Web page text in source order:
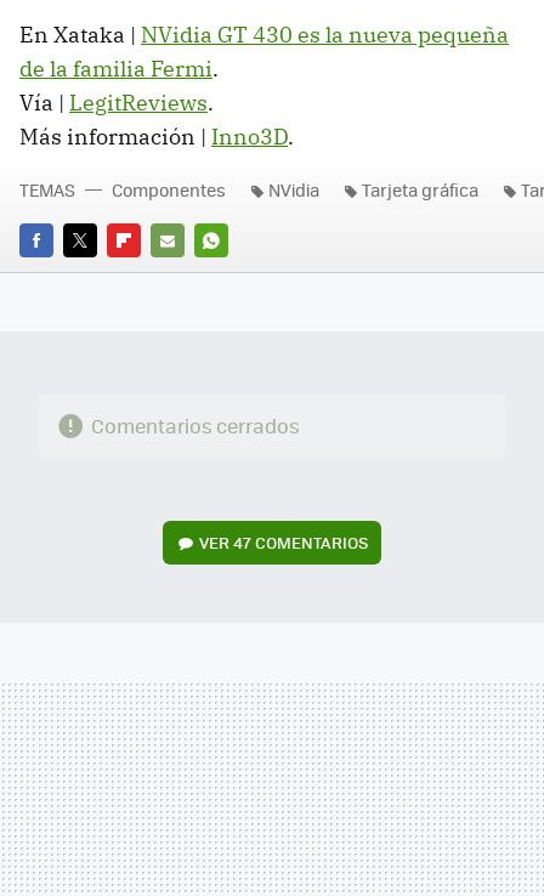
En Xataka | NVidia GT 430 es la nueva pequeña
de la familia Fermi.
Vía | LegitReviews.
Más información | Inno3D.
FACEBOOK
TWITTERFLIPBOARD
E-
WHATSAPP
TEMAS Componentes NVidia Tarjeta gráfica
Comentarios cerrados
VER47 COMENTARIOS